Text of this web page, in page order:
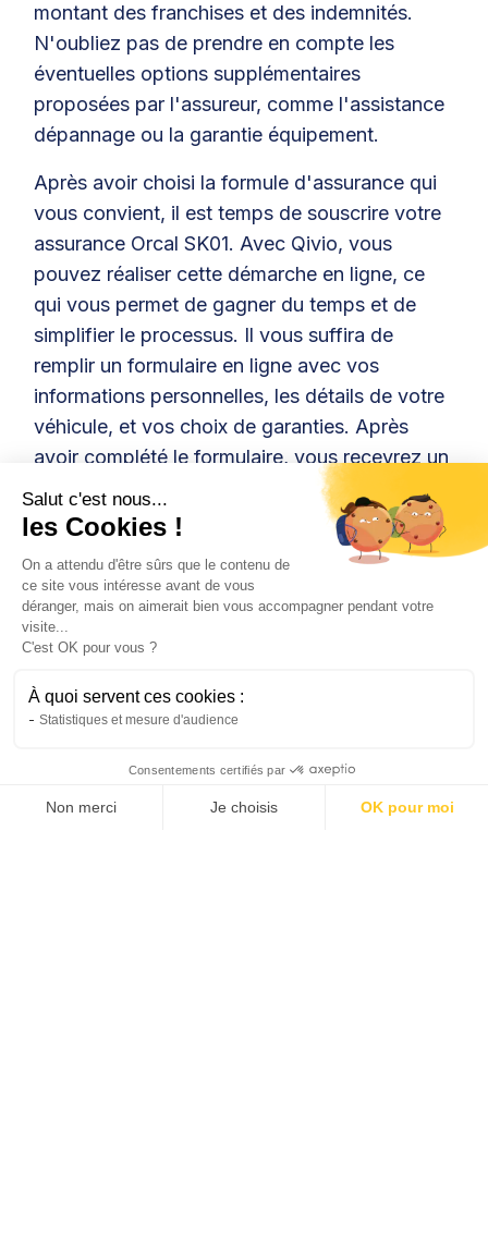
montant des franchises et des indemnités.
N'oubliez pas de prendre en compte les
éventuelles options supplémentaires
proposées par l'assureur, comme l'assistance
dépannage ou la garantie équipement.
Après avoir choisi la formule d'assurance qui
vous convient, il est temps de souscrire votre
assurance Orcal SK01. Avec Qivio, vous
pouvez réaliser cette démarche en ligne, ce
qui vous permet de gagner du temps et de
simplifier le processus. Il vous suffira de
remplir un formulaire en ligne avec vos
informations personnelles, les détails de votre
véhicule, et vos choix de garanties. Après
avoir complété le formulaire, vous recevrez un
devis personnalisé. Si le devis vous convient,
vous pourrez finaliser la souscription en ligne.
Enfin, vous devrez payer la prime
d'assurance. Le montant de la prime dépend
de plusieurs facteurs, comme le type de
véhicule, votre historique de conduite, et les
garanties choisies.
noté 4,8/5 par nos clients
Salut c'est nous...
les Cookies !
On a attendu d'être sûrs que le contenu de
ce site vous intéresse avant de vous
déranger, mais on aimerait bien vous accompagner pendant votre
visite...
C'est OK pour vous ?
À quoi servent ces cookies :
Statistiques et mesure d'audience
Consentements certifiés par
Non merci Je choisis OK pour moi